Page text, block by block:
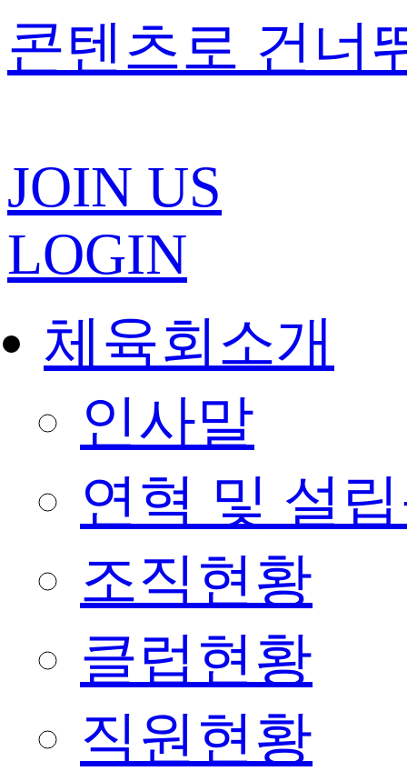
콘텐츠로 건너
JOIN US
LOGIN
체육회소개
인사말
연혁 및 설
조직현황
클럽현황
직원현황